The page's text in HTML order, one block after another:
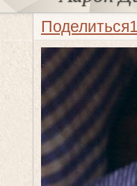
Поделиться